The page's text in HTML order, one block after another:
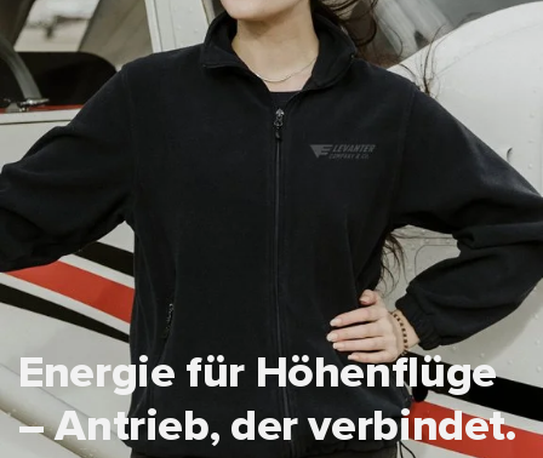
Energie für Höhenflüge
– Antrieb, der verbindet.